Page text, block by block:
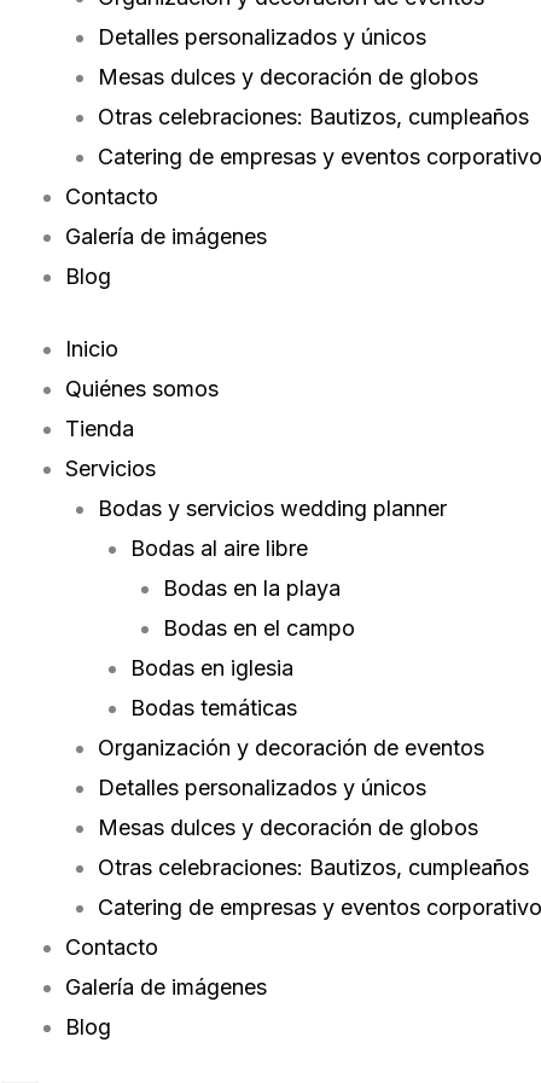
Detalles personalizados y únicos
Mesas dulces y decoración de globos
Otras celebraciones: Bautizos, cumpleaños
Catering de empresas y eventos
Contacto
Galería de imágenes
Blog
Inicio
Quiénes somos
Tienda
Servicios
Bodas y servicios wedding planner
Bodas al aire libre
Bodas en la playa
Bodas en el campo
Bodas en iglesia
Bodas temáticas
Organización y decoración de eventos
Detalles personalizados y únicos
Mesas dulces y decoración de globos
Otras celebraciones: Bautizos, cumpleaños
Catering de empresas y eventos
Contacto
Galería de imágenes
Blog